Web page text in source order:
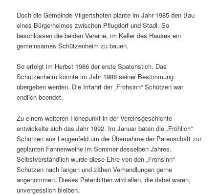
Doch die Gemeinde Vilgertshofen plante im Jahr 1985 den Bau
eines Bürgerheimes zwischen Pflugdorf und Stadl. So
beschlossen die beiden Vereine, im Keller des Hauses ein
gemeinsames Schützenheim zu bauen.
So erfolgt im Herbst 1986 der erste Spatenstich. Das
Schützenheim konnte im Jahr 1988 seiner Bestimmung
übergeben werden. Die Irrfahrt der „Frohsinn“ Schützen war
endlich beendet.
Zu einem weiteren Höhepunkt in der Vereinsgeschichte
entwickelte sich das Jahr 1992. Im Januar baten die „Fröhlich“
Schützen aus Lengenfeld um die Übernahme der Patenschaft zur
geplanten Fahnenweihe im Sommer desselben Jahres.
Selbstverständlich wurde diese Ehre von den „Frohsinn“
Schützen nach langen und zähen Verhandlungen gerne
angenommen. Dieses Patenbitten wird allen, die dabei waren,
unvergesslich bleiben.